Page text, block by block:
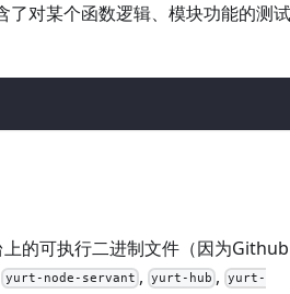
了对某个函数逻辑、模块功能的测
的可执行二进制文件（因为Github
yurt-node-servant , yurt-hub , yurt-